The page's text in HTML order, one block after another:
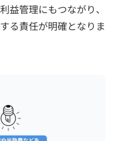
益管理にもつながり、
る責任が明確となりま